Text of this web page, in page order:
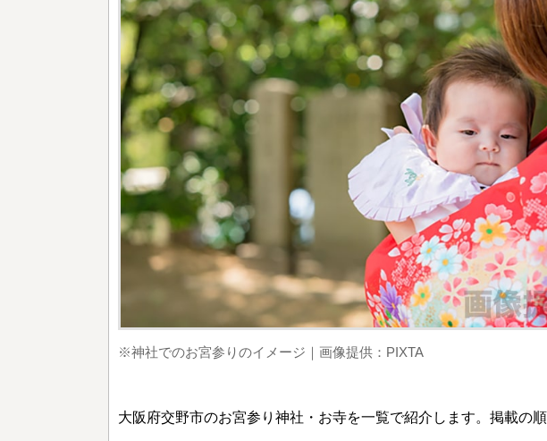
※神社でのお宮参りのイメージ｜画像提供：PIXTA
大阪府交野市のお宮参り神社・お寺を一覧で紹介します。掲載の